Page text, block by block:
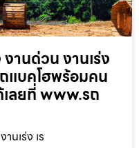
านด่วน งานเร่ง
แบคโฮพร้อมคน
ลยที่ www.รถ
นเร่ง เร